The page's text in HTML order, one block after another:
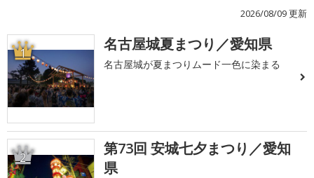
2026/08/09 更新
1 名古屋城夏まつり／愛知県
名古屋城が夏まつりムード一色に染まる
2
第73回 安城七夕まつり／愛知
県